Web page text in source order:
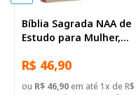
Bíblia Sagrada NAA de
Estudo para Mulher,
palavras de Jesus
destacadas, Capa Dura
R$ 46,90
ou R$ 46,90em até 1x de R$